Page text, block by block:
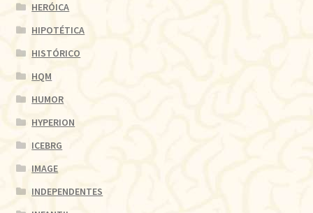
HERÓICA
HIPOTÉTICA
HISTÓRICO
HQM
HUMOR
HYPERION
ICEBRG
IMAGE
INDEPENDENTES